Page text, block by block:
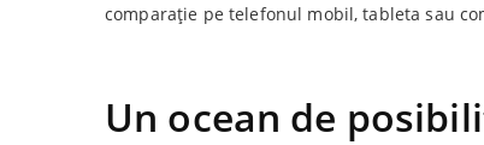
comparație pe telefonul mobil, tableta sau
Un ocean de